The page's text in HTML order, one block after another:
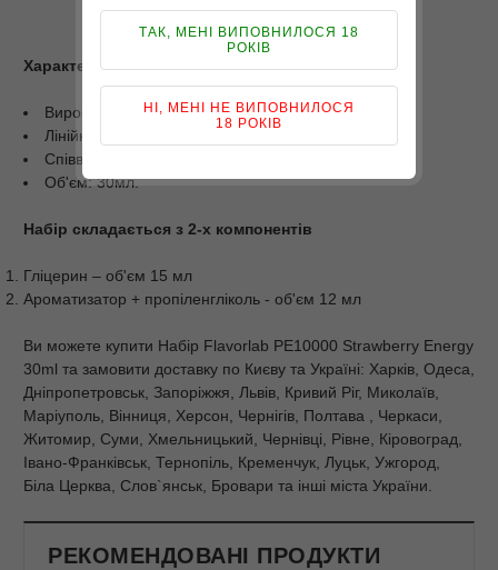
Характеристики
Виробник: Flavorlab;
Лінійка: PE10000;
Співвідношення PG/VG: 50/50;
Об'єм: 30мл.
Набір складається з 2-х компонентів
Гліцерин – об'єм 15 мл
Ароматизатор + пропіленгліколь - об'єм 12 мл
Ви можете купити Набiр Flavorlab PE10000 Strawberry Energy
30ml та замовити доставку по Києву та Україні: Харків, Одеса,
Дніпропетровськ, Запоріжжя, Львів, Кривий Ріг, Миколаїв,
Маріуполь, Вінниця, Херсон, Чернігів, Полтава , Черкаси,
Житомир, Суми, Хмельницький, Чернівці, Рівне, Кіровоград,
Івано-Франківськ, Тернопіль, Кременчук, Луцьк, Ужгород,
Біла Церква, Слов`янськ, Бровари та інші міста України.
РЕКОМЕНДОВАНІ ПРОДУКТИ
ТАК, МЕНІ ВИПОВНИЛОСЯ 18
РОКІВ
НІ, МЕНІ НЕ ВИПОВНИЛОСЯ
18 РОКІВ